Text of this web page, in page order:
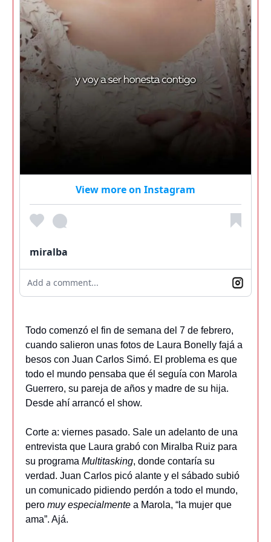
View more on Instagram
miralba
Add a comment...
Todo comenzó el fin de semana del 7 de febrero,
cuando salieron unas fotos de Laura Bonelly fajá a
besos con Juan Carlos Simó. El problema es que
todo el mundo pensaba que él seguía con Marola
Guerrero, su pareja de años y madre de su hija.
Desde ahí arrancó el show.
Corte a: viernes pasado. Sale un adelanto de una
entrevista que Laura grabó con Miralba Ruiz para
su programa Multitasking, donde contaría su
verdad. Juan Carlos picó alante y el sábado subió
un comunicado pidiendo perdón a todo el mundo,
pero muy especialmente a Marola, “la mujer que
ama”. Ajá.